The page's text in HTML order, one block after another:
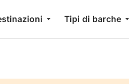
Tipi di barche